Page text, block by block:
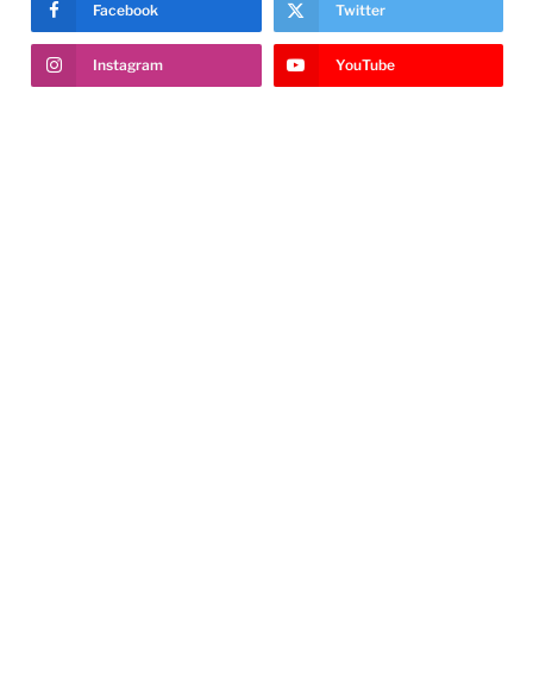
Facebook Twitter
Instagram YouTube